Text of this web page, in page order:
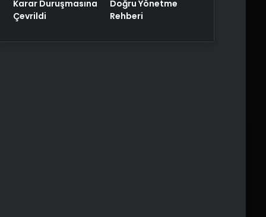
Karar Duruşmasına
Çevrildi
Doğru Yönetme
Rehberi